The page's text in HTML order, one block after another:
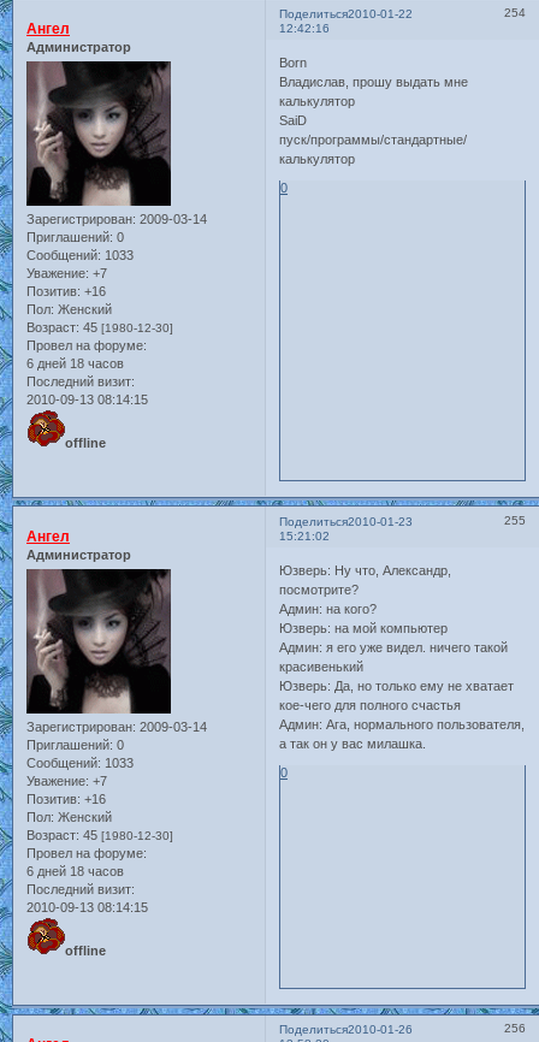
Поделиться 254
2010-01-22
12:42:16
Ангел
Администратор
Зарегистрирован: 2009-03-14
Приглашений: 0
Сообщений: 1033
Уважение: +7
Позитив: +16
Пол: Женский
Возраст: 45 [1980-12-30]
Провел на форуме:
6 дней 18 часов
Последний визит:
2010-09-13 08:14:15
offline
Born
Владислав, прошу выдать мне
калькулятор
SaiD
пуск/программы/стандартные/
калькулятор
0
Поделиться 255
2010-01-23
15:21:02
Ангел
Администратор
Зарегистрирован: 2009-03-14
Приглашений: 0
Сообщений: 1033
Уважение: +7
Позитив: +16
Пол: Женский
Возраст: 45 [1980-12-30]
Провел на форуме:
6 дней 18 часов
Последний визит:
2010-09-13 08:14:15
offline
Юзверь: Ну что, Александр,
посмотрите?
Админ: на кого?
Юзверь: на мой компьютер
Админ: я его уже видел. ничего такой
красивенький
Юзверь: Да, но только ему не хватает
кое-чего для полного счастья
Админ: Ага, нормального пользователя,
а так он у вас милашка.
0
Поделиться 256
2010-01-26